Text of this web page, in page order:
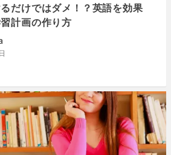
だけではダメ！？英語を効果
計画の作り方